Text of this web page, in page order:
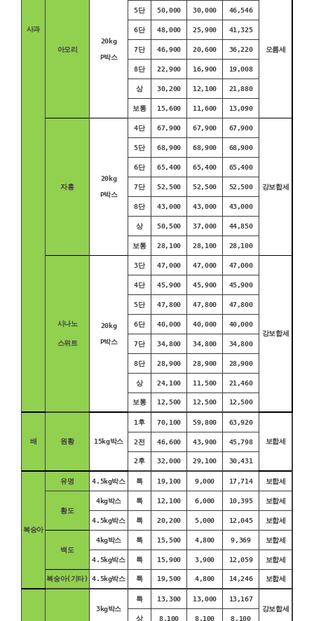
사과
아오리
20kg
P박스
오름세
5단 50,000 30,000 46,546
6단 48,000 25,900 41,325
7단 46,900 20,600 36,220
8단 22,900 16,900 19,008
상 30,200 12,100 21,880
보통 15,600 11,600 13,090
자홍
20kg
P박스
4단 67,900 67,900 67,900
강보합세
5단 68,900 68,900 68,900
6단 65,400 65,400 65,400
7단 52,500 52,500 52,500
8단 43,000 43,000 43,000
상 50,500 37,000 44,850
보통 28,100 28,100 28,100
20kg
P박스
3단 47,000 47,000 47,000
강보합세
4단 45,900 45,900 45,900
5단 47,800 47,800 47,800
시나노 6단 40,000 40,000 40,000
스위트 7단 34,800 34,800 34,800
8단 28,900 28,900 28,900
상 24,100 11,500 21,460
보통 12,500 12,500 12,500
배 원황 15kg박스
1후 70,100 59,800 63,920
보합세
2전 46,600 43,900 45,798
2후 32,000 29,100 30,431
복숭아
유명 4.5kg박스 특 19,100 9,000 17,714 보합세
황도
4kg박스 특 12,100 6,000 10,395 보합세
4.5kg박스 특 20,200 5,000 12,045 보합세
백도
4kg박스 특 15,500 4,800 9,369 보합세
4.5kg박스 특 15,900 3,900 12,059 보합세
복숭아(기타) 4.5kg박스 특 19,500 4,800 14,246 보합세
3kg박스
특 13,300 13,000
13,167
강보합세
상
8,100 8,100 8,100